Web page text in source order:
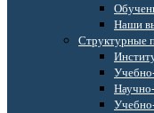
Наши
Структурные